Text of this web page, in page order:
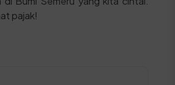
pajak!